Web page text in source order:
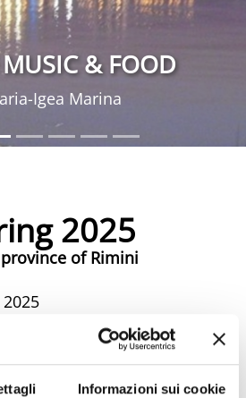
Informazioni sui cookie
MUSIC & FOOD
Igea Marina
2025
of Rimini
Rimini Events